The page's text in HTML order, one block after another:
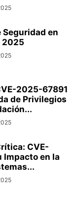
en
2025
2025-67891
de Privilegios
CVE-
Impacto en la